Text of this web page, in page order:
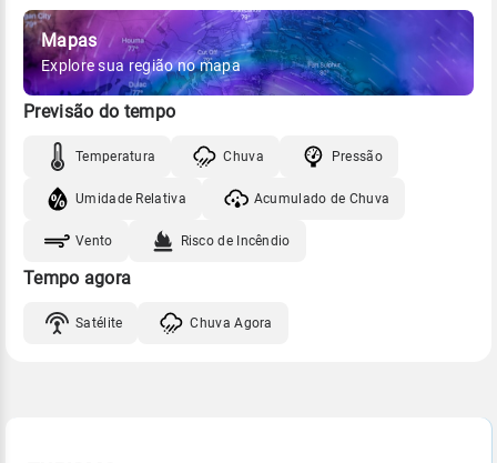
Mapas
Explore sua região no mapa
Previsão do tempo
Temperatura Chuva Pressão
Umidade Relativa Acumulado de Chuva
Vento Risco de Incêndio
Tempo agora
Satélite Chuva Agora